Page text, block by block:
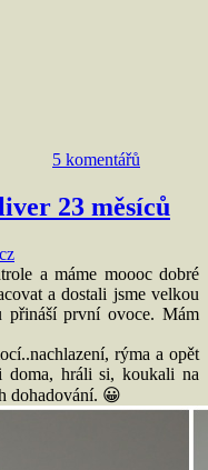
5 komentářů
23 měsíců
a máme moooc dobré
a dostali jsme velkou
přináší první ovoce. Mám
rýma a opět
doma, hráli si, koukali na
dohadování. 😀